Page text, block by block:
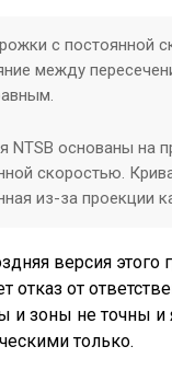
с постоянной
между
NTSB основаны на
скоростью.
из-за проекции
версия этого
отказ от
и зоны не точны и
только.